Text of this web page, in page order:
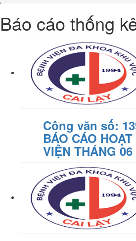
Báo cáo thống
Công văn số:
BÁO CÁO
VIỆN THÁNG